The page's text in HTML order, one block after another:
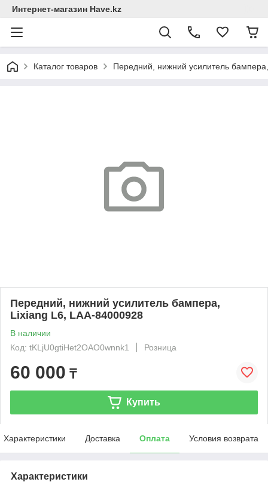
Интернет-магазин Have.kz
Каталог товаров Передний, нижний усилитель
Передний, нижний усилитель бампера,
Lixiang L6, LAA-84000928
В наличии
Код: tKLjU0gtiHet2OAO0wnnk1
Розница
60 000 ₸
Купить
Характеристики Доставка Оплата Условия возврата
Характеристики